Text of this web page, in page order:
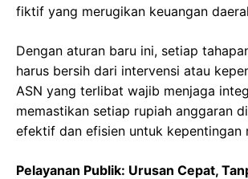
fiktif yang merugikan keuangan
Dengan aturan baru ini, setiap
harus bersih dari intervensi atau
ASN yang terlibat wajib menjaga
memastikan setiap rupiah anggaran
efektif dan efisien untuk kepentingan
Pelayanan Publik: Urusan Cepat,